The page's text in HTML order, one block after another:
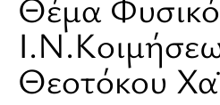
Θεοτόκου